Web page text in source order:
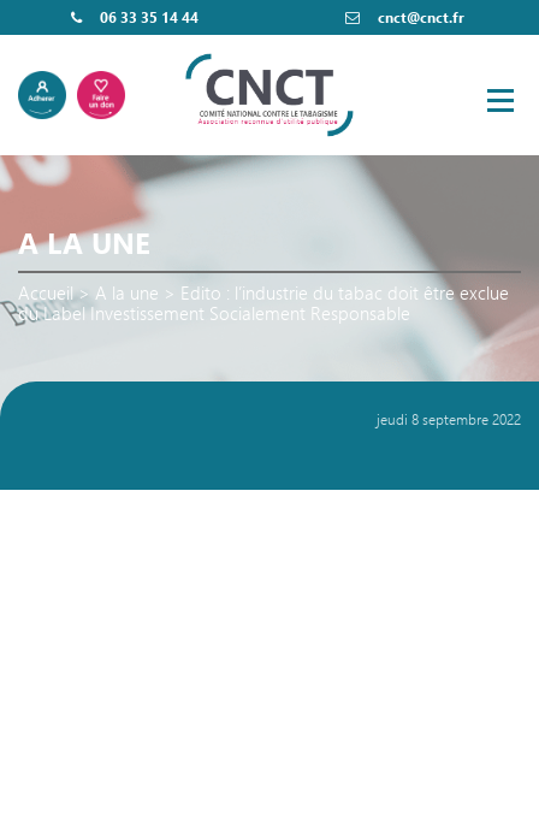
06 33 35 14 44 cnct@cnct.fr
A LA UNE
Accueil> A la une > Edito : l’industrie du tabac doit être exclue
du Label Investissement Socialement Responsable
jeudi 8 septembre 2022